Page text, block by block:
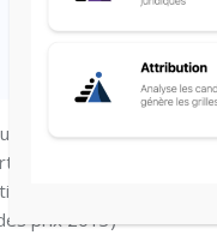
représente l’évolution
sur une période
en particulier d’un
prix 2013)